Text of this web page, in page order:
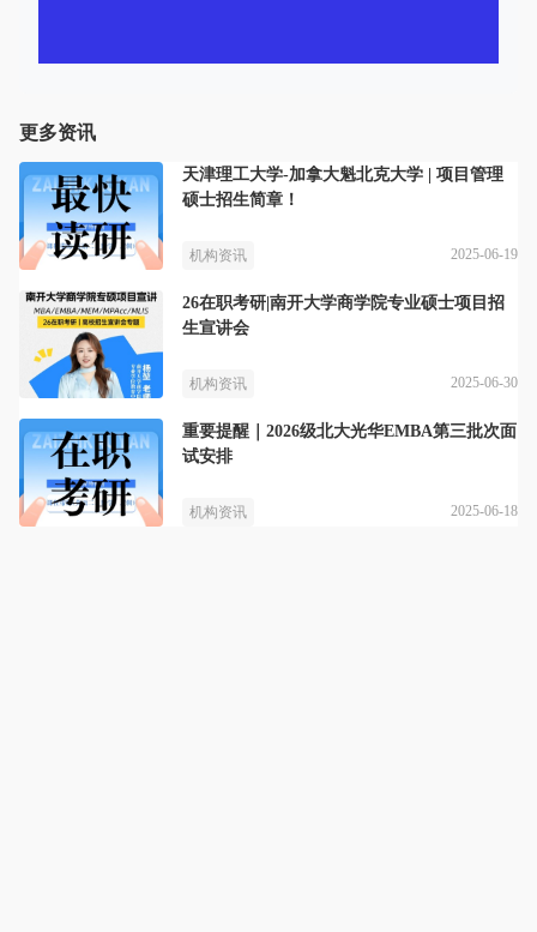
更多资讯
天津理工大学-加拿大魁北克大学 | 项目管理
硕士招生简章！
机构资讯 2025-06-19
26在职考研|南开大学商学院专业硕士项目招
生宣讲会
机构资讯 2025-06-30
重要提醒｜2026级北大光华EMBA第三批次面
试安排
机构资讯 2025-06-18